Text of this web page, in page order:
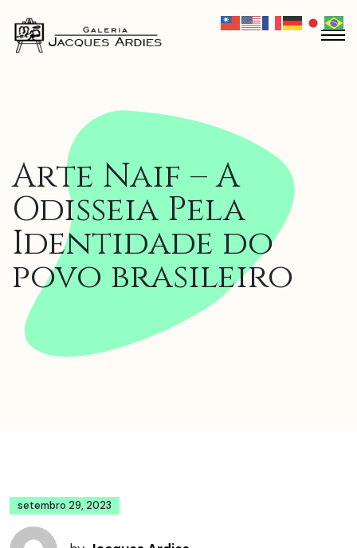
Arte Naif – A
Odisseia Pela
Identidade do
povo brasileiro
setembro 29, 2023